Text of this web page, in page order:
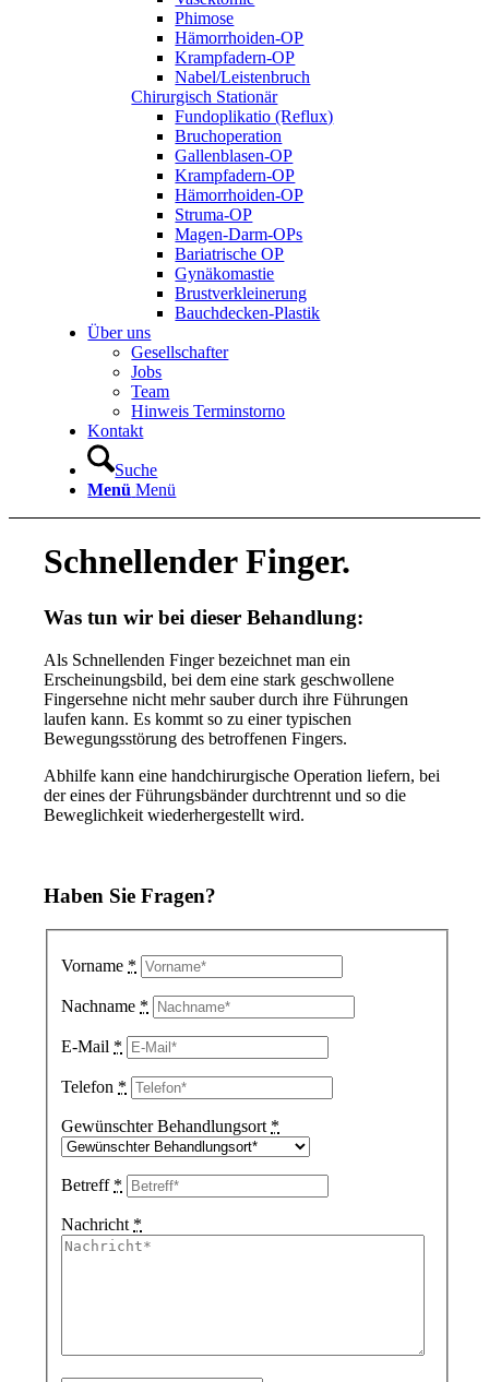
Phimose
Hämorrhoiden-OP
Krampfadern-OP
Nabel/Leistenbruch
Chirurgisch Stationär
Fundoplikatio (Reflux)
Bruchoperation
Gallenblasen-OP
Krampfadern-OP
Hämorrhoiden-OP
Struma-OP
Magen-Darm-OPs
Bariatrische OP
Gynäkomastie
Brustverkleinerung
Bauchdecken-Plastik
Über uns
Gesellschafter
Jobs
Team
Hinweis Terminstorno
Kontakt
Suche
Menü Menü
Schnellender Finger.
Was tun wir bei dieser Behandlung:
Als Schnellenden Finger bezeichnet man ein
Erscheinungsbild, bei dem eine stark geschwollene
Fingersehne nicht mehr sauber durch ihre Führungen
laufen kann. Es kommt so zu einer typischen
Bewegungsstörung des betroffenen Fingers.
Abhilfe kann eine handchirurgische Operation liefern, bei
der eines der Führungsbänder durchtrennt und so die
Beweglichkeit wiederhergestellt wird.
Haben Sie Fragen?
Vorname *
Nachname *
E-Mail *
Telefon *
Gewünschter Behandlungsort *
Betreff *
Nachricht *